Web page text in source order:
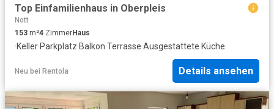
Top Einfamilienhaus in Oberpleis
Nott
153 m²4 ZimmerHaus
·Keller·Parkplatz·Balkon·Terrasse·Ausgestattete Küche
Neu bei Rentola Details ansehen